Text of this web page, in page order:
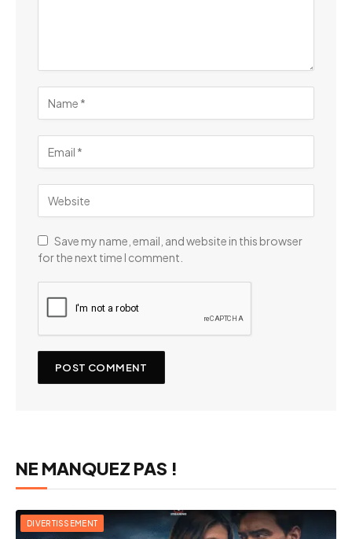
Save my name, email, and website in this browser
for the next time I comment.
NE MANQUEZ PAS !
DIVERTISSEMENT